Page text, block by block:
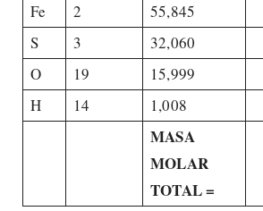
Fe 2
55,845
S
3
32,060
O
19
15,999
H
14 1,008
MASA
MOLAR
TOTAL =